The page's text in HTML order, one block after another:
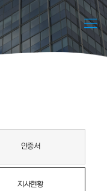
인증서
지사현황